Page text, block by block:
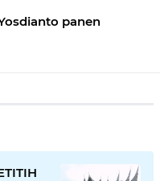
panen